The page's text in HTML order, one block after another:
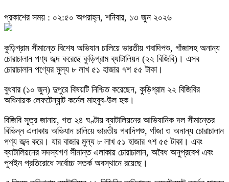
প্রকাশের সময় : ০২:৫০ অপরাহ্ন, শনিবার, ১৩ জুন ২০২৬
কুড়িগ্রাম সীমান্তে বিশেষ অভিযান চালিয়ে ভারতীয় গবাদিপশু, গাঁজাসহ অনান্য
চোরাচালান পণ্য জব্দ করেছে কুড়িগ্রাম ব্যাটালিয়ন (২২ বিজিবি)। এসব
চোরাচালান পণ্যের মুল্য ৮ লাখ ৫১ হাজার ৭শ ৫৫ টাকা।
বুধবার (১০ জুন) দুপুরে বিষয়টি নিশ্চিত করেছেন, কুড়িগ্রাম ২২ বিজিবির
অধিনায়ক লেফটেন্যান্ট কর্নেল মাহবুব-উল হক।
বিজিবি সূত্র জানায়, গত ২৪ ঘণ্টায় ব্যাটালিয়নের আভিযানিক দল সীমান্তের
বিভিন্ন এলাকায় অভিযান চালিয়ে ভারতীয় গবাদিপশু, গাঁজা ও অনান্য চোরাচালান
পণ্য জব্দ করে। যার বাজার মুল্য ৮ লাখ ৫১ হাজার ৭শ ৫৫ টাকা। এবং
ব্যাটালিয়নের সদস্যগণ সীমান্ত এলাকায় চোরাচালান, অবৈধ অনুপ্রবেশ এবং
পুশইন প্রতিরোধে সর্বোচ্চ সতর্ক অবস্থানে রয়েছে।